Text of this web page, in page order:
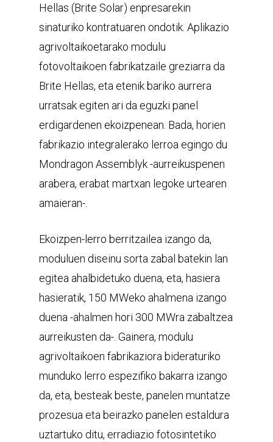
Hellas (Brite Solar) enpresarekin
sinaturiko kontratuaren ondotik. Aplikazio
agrivoltaikoetarako modulu
fotovoltaikoen fabrikatzaile greziarra da
Brite Hellas, eta etenik bariko aurrera
urratsak egiten ari da eguzki panel
erdigardenen ekoizpenean. Bada, horien
fabrikazio integralerako lerroa egingo du
Mondragon Assemblyk -aurreikuspenen
arabera, erabat martxan legoke urtearen
amaieran-.
Ekoizpen-lerro berritzailea izango da,
moduluen diseinu sorta zabal batekin lan
egitea ahalbidetuko duena, eta, hasiera
hasieratik, 150 MWeko ahalmena izango
duena -ahalmen hori 300 MWra zabaltzea
aurreikusten da-. Gainera, modulu
agrivoltaikoen fabrikaziora bideraturiko
munduko lerro espezifiko bakarra izango
da, eta, besteak beste, panelen muntatze
prozesua eta beirazko panelen estaldura
uztartuko ditu, erradiazio fotosintetiko